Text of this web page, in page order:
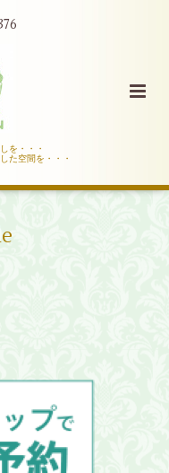
を・・・
た空間を・・・